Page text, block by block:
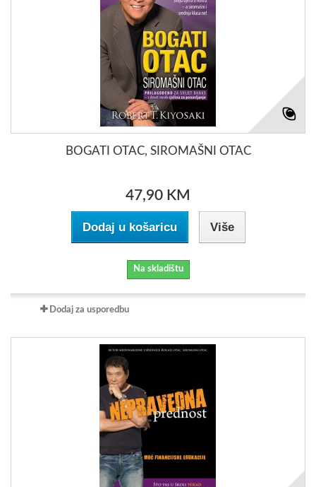
BOGATI OTAC, SIROMAŠNI OTAC
47,90 KM
Dodaj u košaricu Više
Na skladištu
Dodaj za usporedbu